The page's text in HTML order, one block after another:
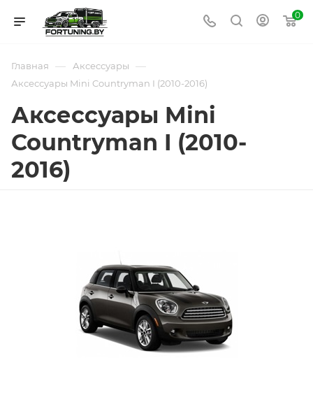
0
Главная — Аксессуары —
Аксессуары Mini Countryman I (2010-2016)
Аксессуары Mini
Countryman I (2010-
2016)